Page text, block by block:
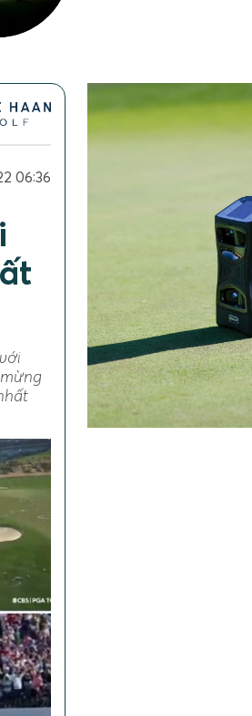
06:36